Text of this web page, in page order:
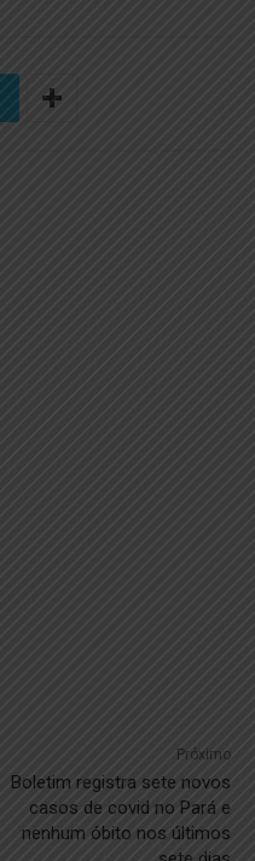
Próximo
Boletim registra sete novos
casos de covid no Pará e
nenhum óbito nos últimos